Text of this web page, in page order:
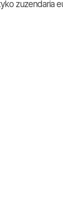
zuzendaria